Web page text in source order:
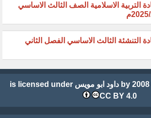
التربية الاسلامية الصف الثالث الاساسي
التنشئة الثالث الاساسي الفصل الثاني
© داود ابو مويس is licensed under
CC BY 4.0